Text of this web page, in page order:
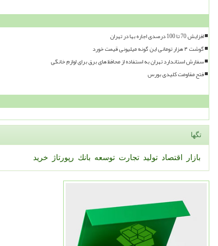
افزایش 70 تا 100 درصدی اجاره بها در تهران
گوشت ۴ هزار تومانی این گونه میلیونی قیمت خورد
سفارش استاندارد تهران به استفاده از محافظ های برق برای لوازم خانگی
فتح مقاومت کلیدی بورس
تگها
بازار اقتصاد تولید تجارت توسعه بانك رپورتاژ خرید